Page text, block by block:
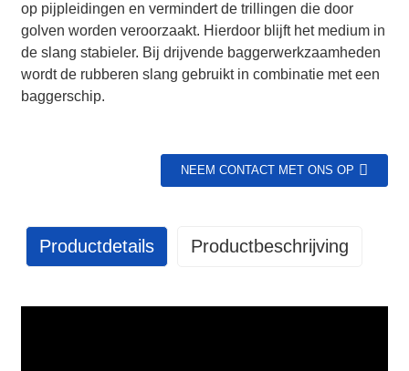
op pijpleidingen en vermindert de trillingen die door
golven worden veroorzaakt. Hierdoor blijft het medium in
de slang stabieler. Bij drijvende baggerwerkzaamheden
wordt de rubberen slang gebruikt in combinatie met een
baggerschip.
NEEM CONTACT MET ONS OP
Productdetails Productbeschrijving